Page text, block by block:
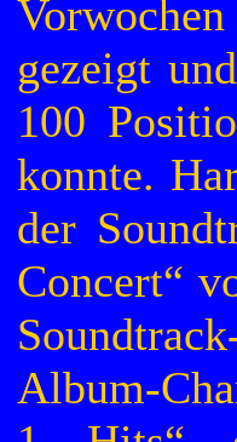
gezeigt
100
konnte.
der
Concert“
Album-